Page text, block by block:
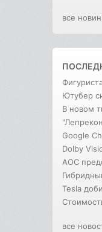
все
Ютубер
В новом
Google
Dolby
AOC
Tesla
все